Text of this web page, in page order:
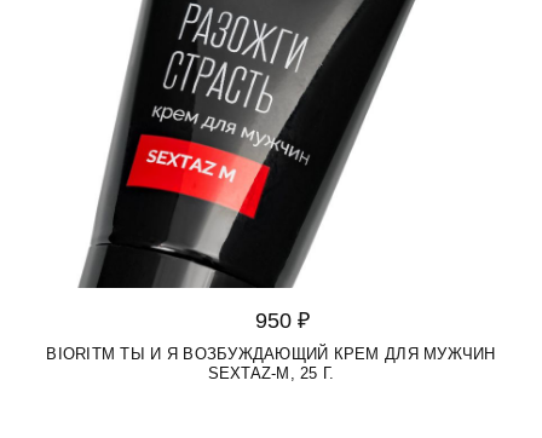
950 ₽
BIORITM ТЫ И Я ВОЗБУЖДАЮЩИЙ КРЕМ ДЛЯ МУЖЧИН
SEXTAZ-M, 25 Г.